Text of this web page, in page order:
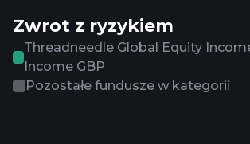
Zwrot z ryzykiem
Threadneedle Global Equity
Income GBP
Pozostałe fundusze w kategorii